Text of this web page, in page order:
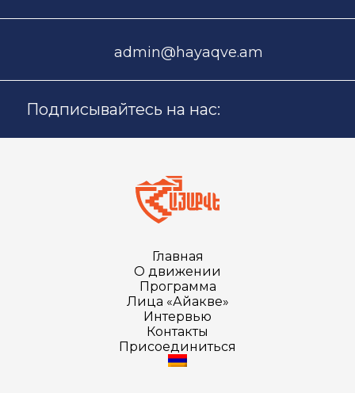
admin@hayaqve.am
Подписывайтесь на нас:
Главная
О движении
Программа
Лица «Айакве»
Интервью
Контакты
Присоединиться